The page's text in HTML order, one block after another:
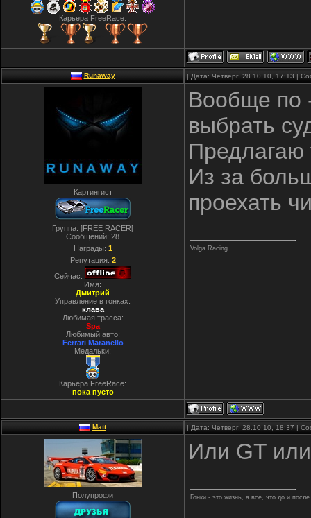
Карьера FreeRace:
Runaway | Дата: Четверг, 28.10.10, 17:13 |
Картингист
Группа: ]FREE RACER[
Сообщений: 28
Награды: 1
Репутация: 2
Сейчас:
Имя:
Дмитрий
Управление в гонках:
клава
Любимая трасса:
Spa
Любимый авто:
Ferrari Maranello
Медальки:
Карьера FreeRace:
пока пусто
Вообще по
выбрать
Предлагаю
Из за
проехать
Volga Racing
Matt | Дата: Четверг, 28.10.10, 18:37 |
Полупрофи
Или GT
Гонки - это жизнь, а все, что до и